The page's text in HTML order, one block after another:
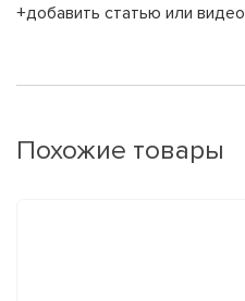
+добавить статью или видео
Похожие товары